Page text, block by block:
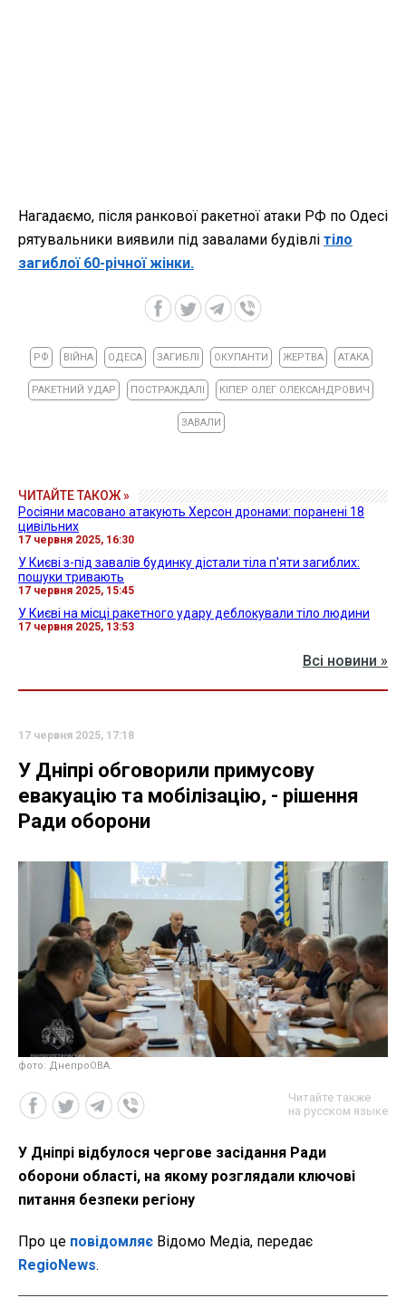
Нагадаємо, після ранкової ракетної атаки РФ по Одесі
рятувальники виявили під завалами будівлі тіло
загиблої 60-річної жінки.
РФ ВІЙНА ОДЕСА ЗАГИБЛІ ОКУПАНТИ ЖЕРТВА АТАКА
РАКЕТНИЙ УДАР ПОСТРАЖДАЛІ КІПЕР ОЛЕГ ОЛЕКСАНДРОВИЧ
ЗАВАЛИ
ЧИТАЙТЕ ТАКОЖ »
Росіяни масовано атакують Херсон дронами: поранені 18
цивільних
17 червня 2025, 16:30
У Києві з-під завалів будинку дістали тіла п'яти загиблих:
пошуки тривають
17 червня 2025, 15:45
У Києві на місці ракетного удару деблокували тіло людини
17 червня 2025, 13:53
Всі новини »
17 червня 2025, 17:18
У Дніпрі обговорили примусову
евакуацію та мобілізацію, - рішення
Ради оборони
фото: ДнепроОВА.
Читайте также
на русском языке
У Дніпрі відбулося чергове засідання Ради
оборони області, на якому розглядали ключові
питання безпеки регіону
Про це повідомляє Відомо Медіа, передає
RegioNews.